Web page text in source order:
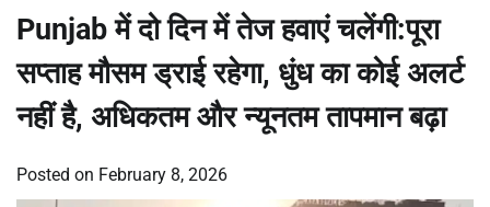
Punjab में दो दिन में तेज हवाएं चलेंगी:पूरा
सप्ताह मौसम ड्राई रहेगा, धुंध का कोई अलर्ट
नहीं है, अधिकतम और न्यूनतम तापमान बढ़ा
Posted on February 8, 2026